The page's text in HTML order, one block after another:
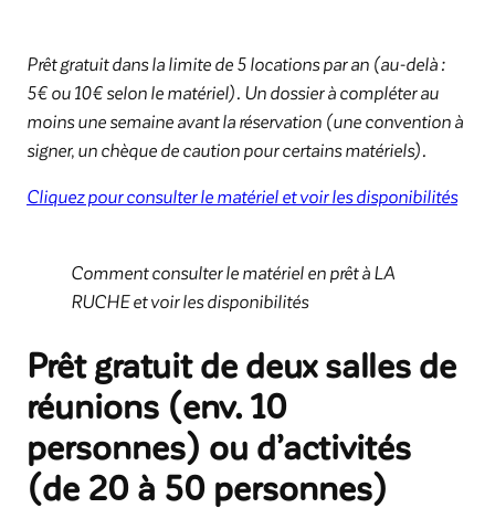
Prêt gratuit dans la limite de 5 locations par an (au-delà :
5€ ou 10€ selon le matériel). Un dossier à compléter au
moins une semaine avant la réservation (une convention à
signer, un chèque de caution pour certains matériels).
Cliquez pour consulter le matériel et voir les disponibilités
Comment consulter le matériel en prêt à LA
RUCHE et voir les disponibilités
Prêt gratuit de deux salles de
réunions (env. 10
personnes) ou d’activités
(de 20 à 50 personnes)